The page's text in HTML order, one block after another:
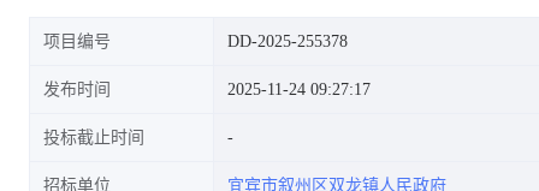
项目编号 DD-2025-255378
发布时间 2025-11-24 09:27:17
投标截止时间
招标单位 宜宾市叙州区双龙镇人民政府